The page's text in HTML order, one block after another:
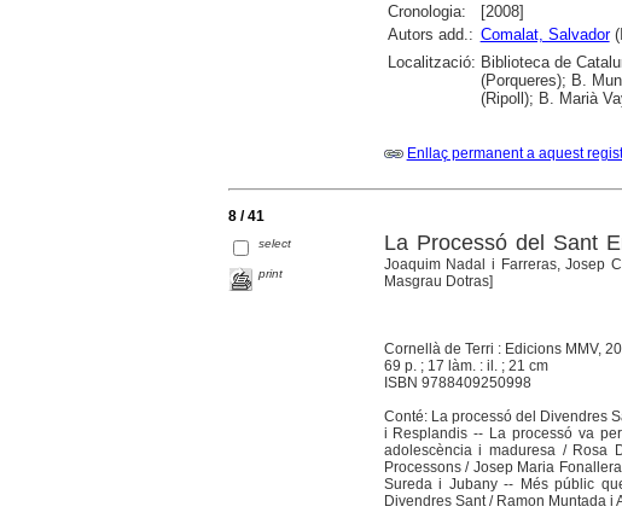
Cronologia:
[2008]
Autors add.: Comalat, Salvador
Localització: Biblioteca de
(Porqueres); B.
(Ripoll); B. Marià
Enllaç permanent a aquest
8 / 41
select
print
La Processó del Sant
Joaquim Nadal i Farreras, Josep
Masgrau Dotras]
Cornellà de Terri : Edicions MMV,
69 p. ; 17 làm. : il. ; 21 cm
ISBN 9788409250998
Conté: La processó del Divendres
i Resplandis -- La processó va
adolescència i maduresa / Rosa
Processons / Josep Maria
Sureda i Jubany -- Més públic
Divendres Sant / Ramon Muntada i